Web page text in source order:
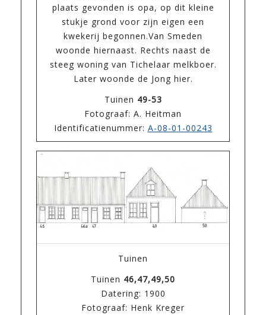
plaats gevonden is opa, op dit kleine
stukje grond voor zijn eigen een
kwekerij begonnen.Van Smeden
woonde hiernaast. Rechts naast de
steeg woning van Tichelaar melkboer.
Later woonde de Jong hier.
Tuinen 49-53
Fotograaf: A. Heitman
Identificatienummer: A-08-01-00243
Tuinen
Tuinen 46,47,49,50
Datering: 1900
Fotograaf: Henk Kreger